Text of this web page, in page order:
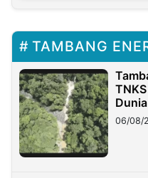
TAMBANG
Dunia
06/08/